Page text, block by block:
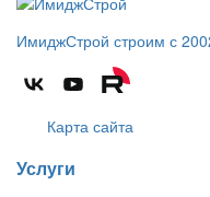
ИмиджСтрой строим с
Карта сайта
Услуги